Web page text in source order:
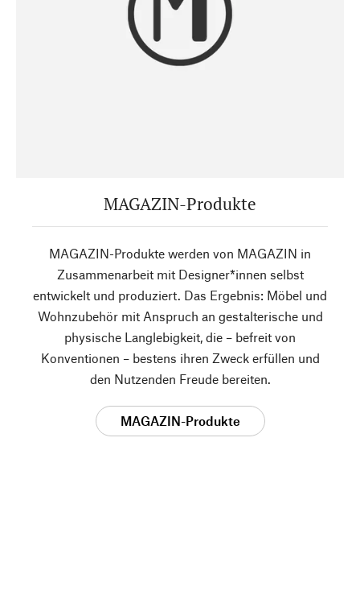
MAGAZIN-Produkte
MAGAZIN-Produkte werden von MAGAZIN in
Zusammenarbeit mit Designer*innen selbst
entwickelt und produziert. Das Ergebnis: Möbel und
Wohnzubehör mit Anspruch an gestalterische und
physische Langlebigkeit, die – befreit von
Konventionen – bestens ihren Zweck erfüllen und
den Nutzenden Freude bereiten.
MAGAZIN-Produkte